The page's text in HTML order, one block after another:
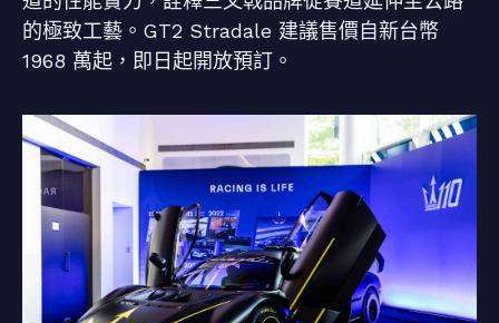
的極致工藝。GT2 Stradale 建議售價自新台幣
1968 萬起，即日起開放預訂。